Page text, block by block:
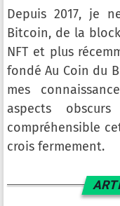
Depuis 2017, je
Bitcoin, de la
NFT et plus
fondé Au Coin du
mes
aspects
compréhensible
crois fermement.